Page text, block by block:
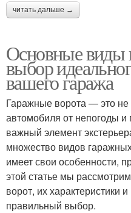
читать дальше →
Основные виды
выбор
вашего гаража
Гаражные ворота — это не
автомобиля от непогоды и
важный элемент
множество видов
имеет свои особенности,
этой статье мы
ворот, их характеристики
правильный выбор.